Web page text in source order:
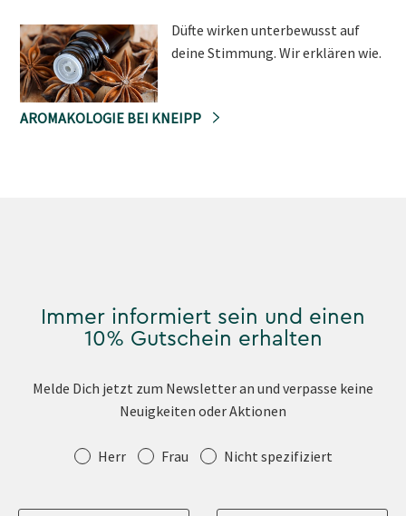
Düfte wirken unterbewusst auf
deine Stimmung. Wir erklären wie.
AROMAKOLOGIE BEI KNEIPP
Immer informiert sein und einen
10% Gutschein erhalten
Melde Dich jetzt zum Newsletter an und verpasse keine
Neuigkeiten oder Aktionen
Anrede Herr Frau Nicht spezifiziert